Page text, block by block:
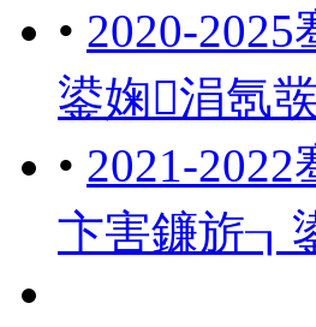
• 2020-
鍙婅涓氬
• 2021-
卞害鐮旂┒